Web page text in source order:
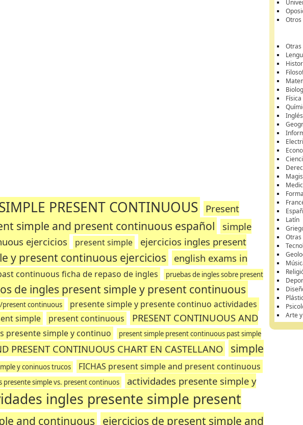
PRESENT CONTINUOUS
Present
simple and present continuous español
simple
ejercicios
present simple
ejercicios ingles present
y present continuous ejercicios
english exams in
continuous ficha de repaso de ingles
pruebas de ingles sobre present
de ingles present simple y present continuous
present continuous
presente simple y presente continuo actividades
simple
present continuous
PRESENT CONTINUOUS AND
presente simple y continuo
present simple present continuous past simple
PRESENT CONTINUOUS CHART EN CASTELLANO
simple
y coninuos trucos FICHAS present simple and present continuous
presente simple vs. present continuos
actividades presente simple y
ingles presente simple present
and continuous ejercicios de present simple and
Otros
Física
Inglés
Latín
Arte